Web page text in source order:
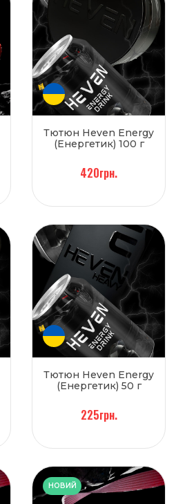
Тютюн Heven Energy
(Енергетик) 100 г
420грн.
Тютюн Heven Energy
(Енергетик) 50 г
225грн.
НОВИЙ